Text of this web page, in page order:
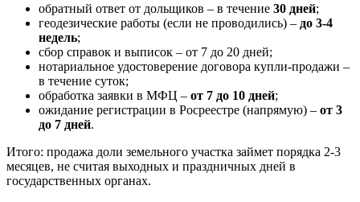
обратный ответ от дольщиков – в течение 30 дней;
геодезические работы (если не проводились) – до 3-4
недель;
сбор справок и выписок – от 7 до 20 дней;
нотариальное удостоверение договора купли-продажи –
в течение суток;
обработка заявки в МФЦ – от 7 до 10 дней;
ожидание регистрации в Росреестре (напрямую) – от 3
до 7 дней.
Итого: продажа доли земельного участка займет порядка 2-3
месяцев, не считая выходных и праздничных дней в
государственных органах.